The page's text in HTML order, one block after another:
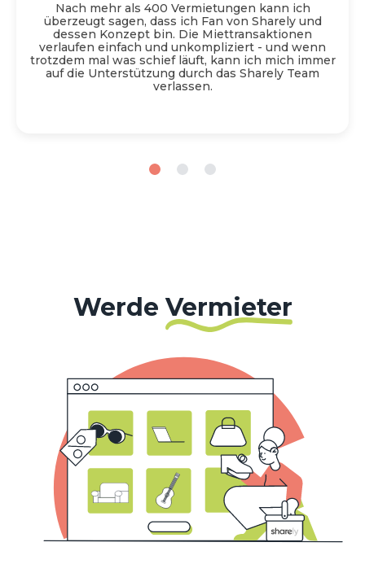
Nach mehr als 400 Vermietungen kann ich
überzeugt sagen, dass ich Fan von Sharely und
dessen Konzept bin. Die Miettransaktionen
verlaufen einfach und unkompliziert - und wenn
trotzdem mal was schief läuft, kann ich mich immer
auf die Unterstützung durch das Sharely Team
verlassen.
Werde Vermieter